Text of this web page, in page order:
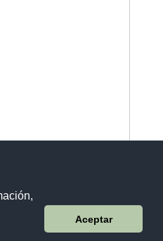
Aceptar
(SNI)